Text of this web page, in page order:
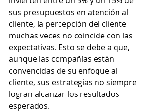
sus presupuestos en atención al
cliente, la percepción del cliente
muchas veces no coincide con las
expectativas. Esto se debe a que,
aunque las compañías están
convencidas de su enfoque al
cliente, sus estrategias no siempre
logran alcanzar los resultados
esperados.